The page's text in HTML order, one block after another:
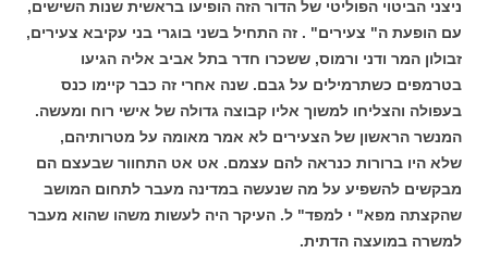
ניצני הביטוי הפוליטי של הדור הזה הופיעו בראשית שנות השישים,
עם הופעת ה" צעירים" . זה התחיל בשני בוגרי בני עקיבא צעירים,
זבולון המר ודני ורמוס, ששכרו חדר בתל אביב אליה הגיעו
בטרמפים כשתרמילים על גבם. שנה אחרי זה כבר קיימו כנס
בעפולה והצליחו למשוך אליו קבוצה גדולה של אישי רוח ומעשה.
המנשר הראשון של הצעירים לא אמר מאומה על מטרותיהם,
שלא היו ברורות כנראה להם עצמם. אט אט התחוור שבעצם הם
מבקשים להשפיע על מה שנעשה במדינה מעבר לתחום המושב
שהקצתה מפא" י למפד" ל. העיקר היה לעשות משהו שהוא מעבר
למשרה במועצה הדתית.